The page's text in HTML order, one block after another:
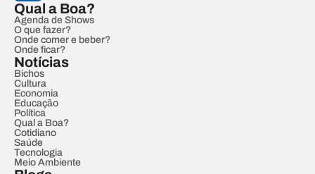
Qual a Boa?
Agenda de Shows
O que fazer?
Onde comer e beber?
Onde ficar?
Notícias
Bichos
Cultura
Economia
Educação
Política
Qual a Boa?
Cotidiano
Saúde
Tecnologia
Meio Ambiente